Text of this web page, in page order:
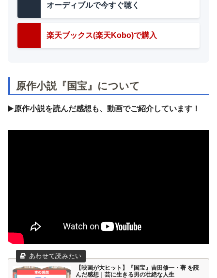
オーディブルで今すぐ聴く
楽天ブックス(楽天Kobo)で購入
原作小説『国宝』について
▶️原作小説を読んだ感想も、動画でご紹介しています！
【映画が大ヒット】『国宝』吉田修一・著 を読
んだ感想｜芸に生きる男の壮絶な人生